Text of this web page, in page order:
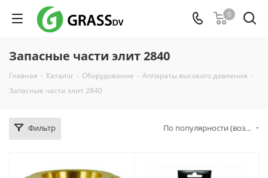
0
Запасные части элит 2840
Главная - Каталог - Оборудование - Аппараты высокого давления -
Запасные части элит 2840
Фильтр По популярности (возрастание)